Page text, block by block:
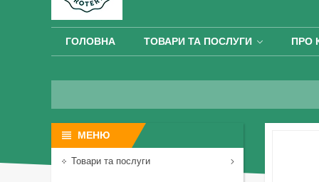
ГОЛОВНА ТОВАРИ ТА ПОСЛУГИ ПРО
Товари та послуги